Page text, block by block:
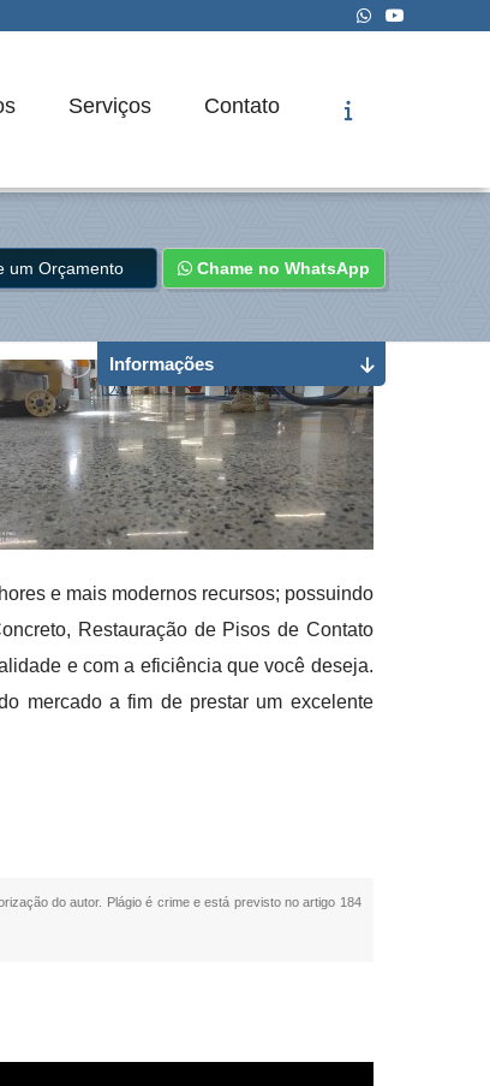
Serviços Contato
um Orçamento Chame no WhatsApp
e mais modernos recursos; possuindo
Restauração de Pisos de Contato
e com a eficiência que você deseja.
mercado a fim de prestar um excelente
do autor. Plágio é crime e está previsto no artigo 184
Informações